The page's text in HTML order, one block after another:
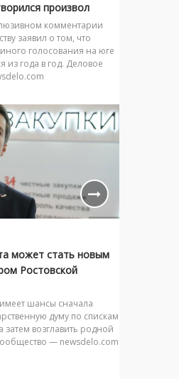
произвол
комментарии
заявил о том, что
голосования на юге
из года в год. Деловое
может стать новым
Ростовской
шансы сначала
думу по спискам
затем возглавить родной
— newsdelo.com